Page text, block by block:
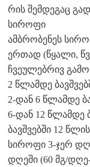
რის შემდეგაც
სიროფი
ამბრობენეს
ერთად (წყალი,
ჩვეულებრივ
2 წლამდე
2-დან 6 წლამდე
6-დან 12 წლამდე
ბავშვებში 12
სიროფი 3-ჯერ
დღეში (60 მგ/დღე-